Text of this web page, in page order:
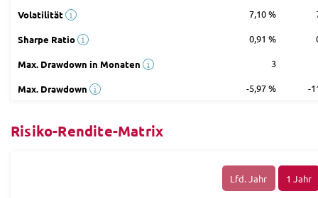
Volatilität 7,10 %
Sharpe Ratio 0,91 %
Max. Drawdown in Monaten 3
Max. Drawdown -5,97 % -
Risiko-Rendite-Matrix
Lfd. Jahr 1 Jahr